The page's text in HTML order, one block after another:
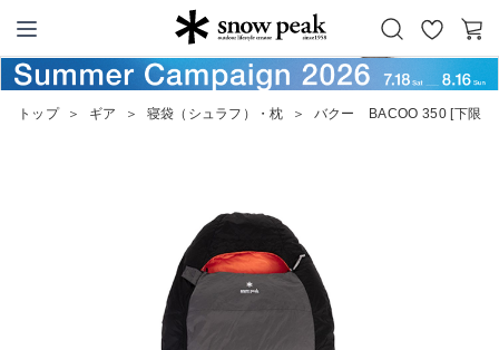
Snow Peak
お
気
カ
ー
ト
トップ ＞ ギア ＞ 寝袋（シュラフ）・枕 ＞ バクー BACOO 350 [下限温